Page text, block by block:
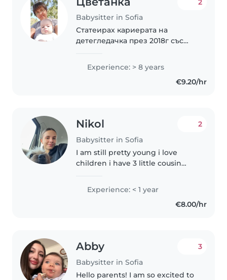
Babysitter in Sofia
Статеирах кариерата на
детегледачка през 2018г със
на 8 месеца като работех 2/2 в
ресторант;пицария като
Experience: > 8 years
€9.20/hr
Nikol
Babysitter in Sofia
2
I am still pretty young i love
children i have 3 little cousin
take care of one of them all the
time so i have experience i am
Experience: < 1 year
€8.00/hr
Abby
Babysitter in Sofia
3
Hello parents! I am so excited to